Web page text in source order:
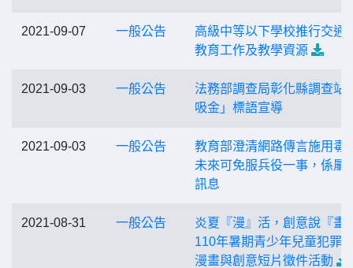
2021-09-07 一般公告
高級中等以下學校推行交通
教育工作及教學資源
2021-09-03 一般公告
法務部調查局彰化縣調查站
吸金」標語宣導
2021-09-03 一般公告
教育部澄清網路傳言施用毒
未來可免服兵役一事，係屬
訊息
2021-08-31 一般公告
炎夏『漫』活，創意說『畫
110年暑期青少年兒童犯罪
漫畫與創意短片徵件活動